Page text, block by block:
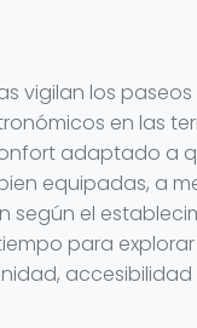
vigilan los
en las
adaptado a
equipadas, a
el
para